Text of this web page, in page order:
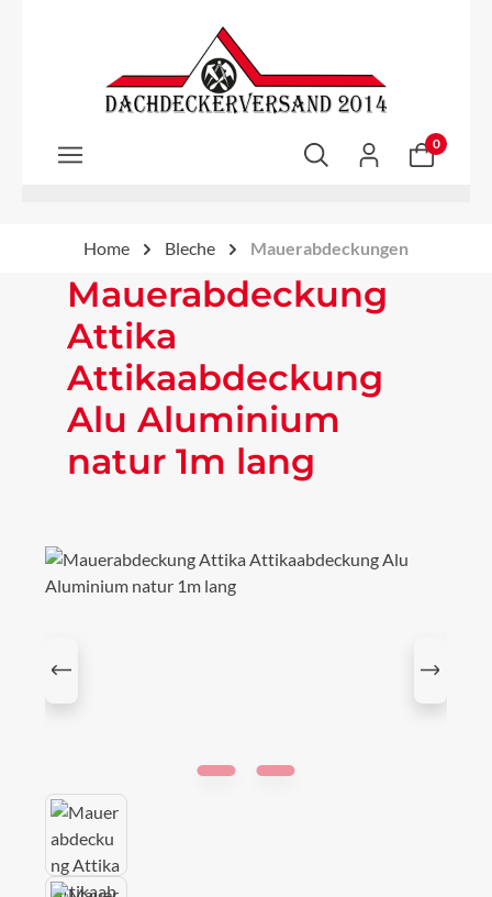
Zum Hauptinhalt springen
0
Home Bleche Mauerabdeckungen
Mauerabdeckung
Attika
Attikaabdeckung
Alu Aluminium
natur 1m lang
Bildergalerie überspringen